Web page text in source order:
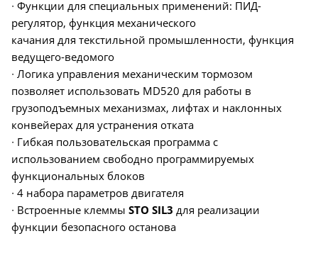
∙ Функции для специальных применений: ПИД-
регулятор, функция механического
качания для текстильной промышленности, функция
ведущего-ведомого
∙ Логика управления механическим тормозом
позволяет использовать MD520 для работы в
грузоподъемных механизмах, лифтах и наклонных
конвейерах для устранения отката
∙ Гибкая пользовательская программа с
использованием свободно программируемых
функциональных блоков
∙ 4 набора параметров двигателя
∙ Встроенные клеммы STO SIL3 для реализации
функции безопасного останова